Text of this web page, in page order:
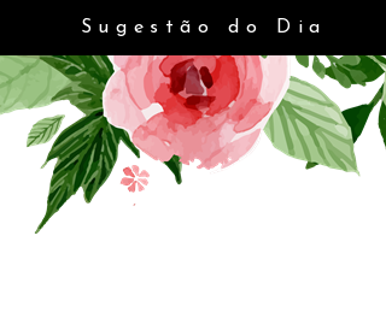
Sugestão do Dia